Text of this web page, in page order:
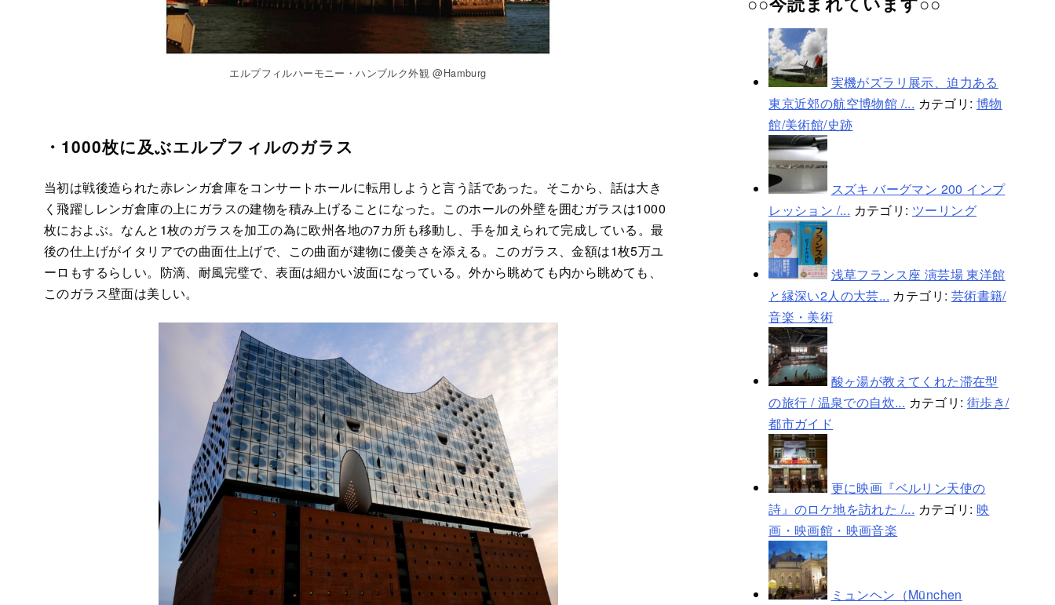
エルプフィルハーモニー・ハンブルク外観 @Hamburg
・1000枚に及ぶエルプフィルのガラス
当初は戦後造られた赤レンガ倉庫をコンサートホールに転用しようと言う話であった。そこから、話は大き
く飛躍しレンガ倉庫の上にガラスの建物を積み上げることになった。このホールの外壁を囲むガラスは1000
枚におよぶ。なんと1枚のガラスを加工の為に欧州各地の7カ所も移動し、手を加えられて完成している。最
後の仕上げがイタリアでの曲面仕上げで、この曲面が建物に優美さを添える。このガラス、金額は1枚5万ユ
ーロもするらしい。防滴、耐風完璧で、表面は細かい波面になっている。外から眺めても内から眺めても、
このガラス壁面は美しい。
実機がズラリ展示、迫力ある
東京近郊の航空博物館 /... カテゴリ: 博物
館/美術館/史跡
スズキ バーグマン 200 インプ
レッション /... カテゴリ: ツーリング
浅草フランス座 演芸場 東洋館
と縁深い2人の大芸... カテゴリ: 芸術書籍/
音楽・美術
酸ヶ湯が教えてくれた滞在型
の旅行 / 温泉での自炊... カテゴリ: 街歩き/
都市ガイド
更に映画『ベルリン天使の
詩』のロケ地を訪れた /... カテゴリ: 映
画・映画館・映画音楽
ミュンヘン（München